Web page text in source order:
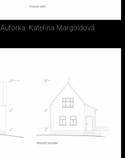
Autorka: Kateřina Margoldová